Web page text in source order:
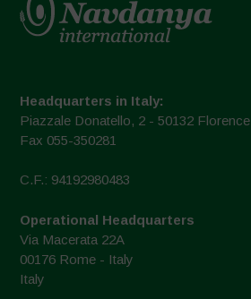
Headquarters in Italy:
Piazzale Donatello, 2 - 50132 Florence
Fax 055-350281
C.F.: 94192980483
Operational Headquarters
Via Macerata 22A
00176 Rome - Italy
Italy